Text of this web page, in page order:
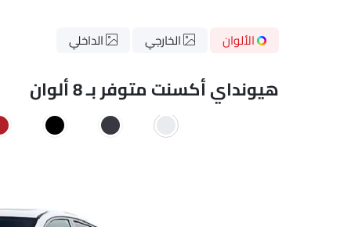
الألوان الخارجي الداخلي
هيونداي أكسنت متوفر بـ 8 ألوان